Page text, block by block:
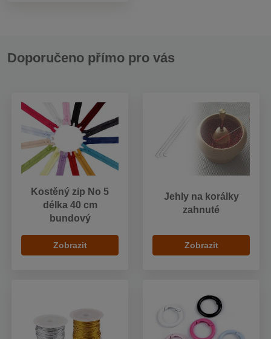
Doporučeno přímo pro vás
Kostěný zip No 5
délka 40 cm
bundový
Zobrazit
Jehly na korálky
zahnuté
Zobrazit